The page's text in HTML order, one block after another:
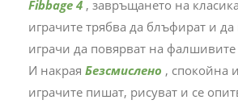
Fibbage 4 , завръщането на
играчите трябва да блъфират и да
играчи да повярват на
И накрая Безсмислено , спокойна
играчите пишат, рисуват и се